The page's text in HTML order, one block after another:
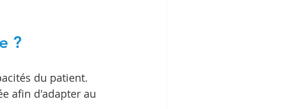
?
du patient.
afin d'adapter au